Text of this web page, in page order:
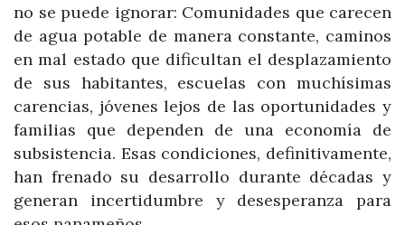
no se puede ignorar: Comunidades que carecen
de agua potable de manera constante, caminos
en mal estado que dificultan el desplazamiento
de sus habitantes, escuelas con muchísimas
carencias, jóvenes lejos de las oportunidades y
familias que dependen de una economía de
subsistencia. Esas condiciones, definitivamente,
han frenado su desarrollo durante décadas y
generan incertidumbre y desesperanza para